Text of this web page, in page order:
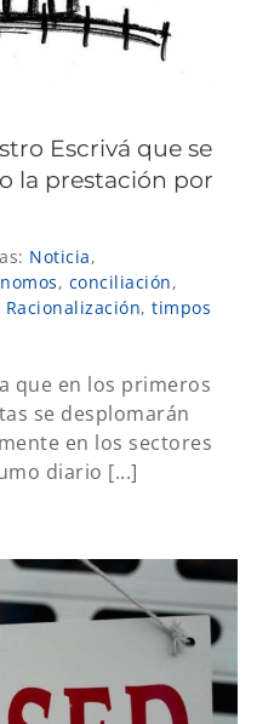
Escrivá que se
la prestación por
Noticia,
, conciliación,
Racionalización, timpos
que en los primeros
se desplomarán
en los sectores
diario [...]